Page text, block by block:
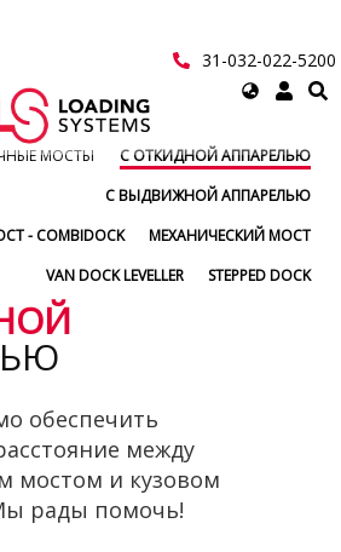
31-032-022-5200
Select
МОСТЫ
С ОТКИДНОЙ АППАРЕЛЬЮ
С ВЫДВИЖНОЙ АППАРЕЛЬЮ
- COMBIDOCK
МЕХАНИЧЕСКИЙ МОСТ
VAN DOCK LEVELLER
STEPPED DOCK
обеспечить
между
мостом и кузовом
рады помочь!